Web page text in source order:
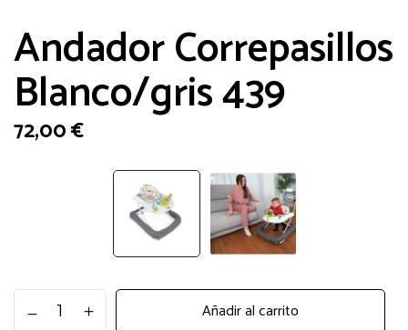
Andador Correpasillos
Blanco/gris 439
72,00€
Correpasillos
Añadir al carrito